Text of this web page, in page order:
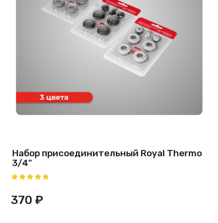
Набор присоединительный Royal Thermo
3/4"
370 ₽